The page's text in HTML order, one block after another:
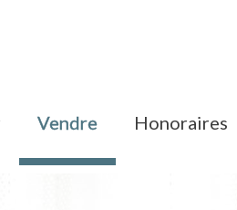
vendre honoraires